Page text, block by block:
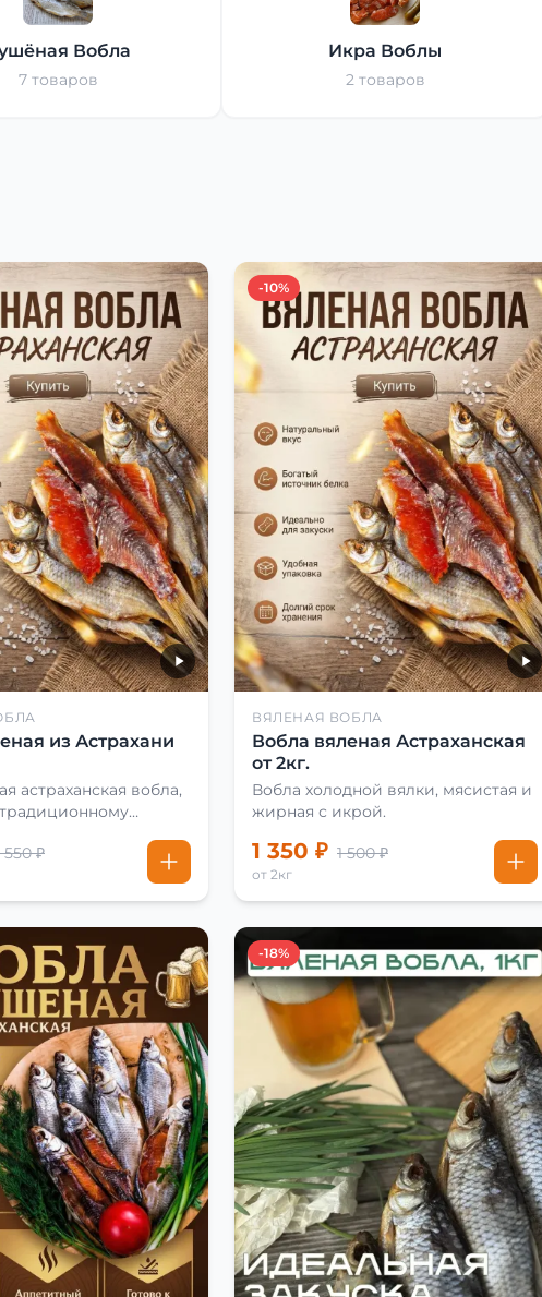
Вобла
7 товаров
Икра Воблы
2 товаров
из Астрахани
астраханская вобла,
550 ₽
-10%
ВЯЛЕНАЯ ВОБЛА
Вобла вяленая Астраханская
от 2кг.
Вобла холодной вялки, мясистая и
жирная с икрой.
1 350 ₽ 1 500 ₽
от 2кг
-18%